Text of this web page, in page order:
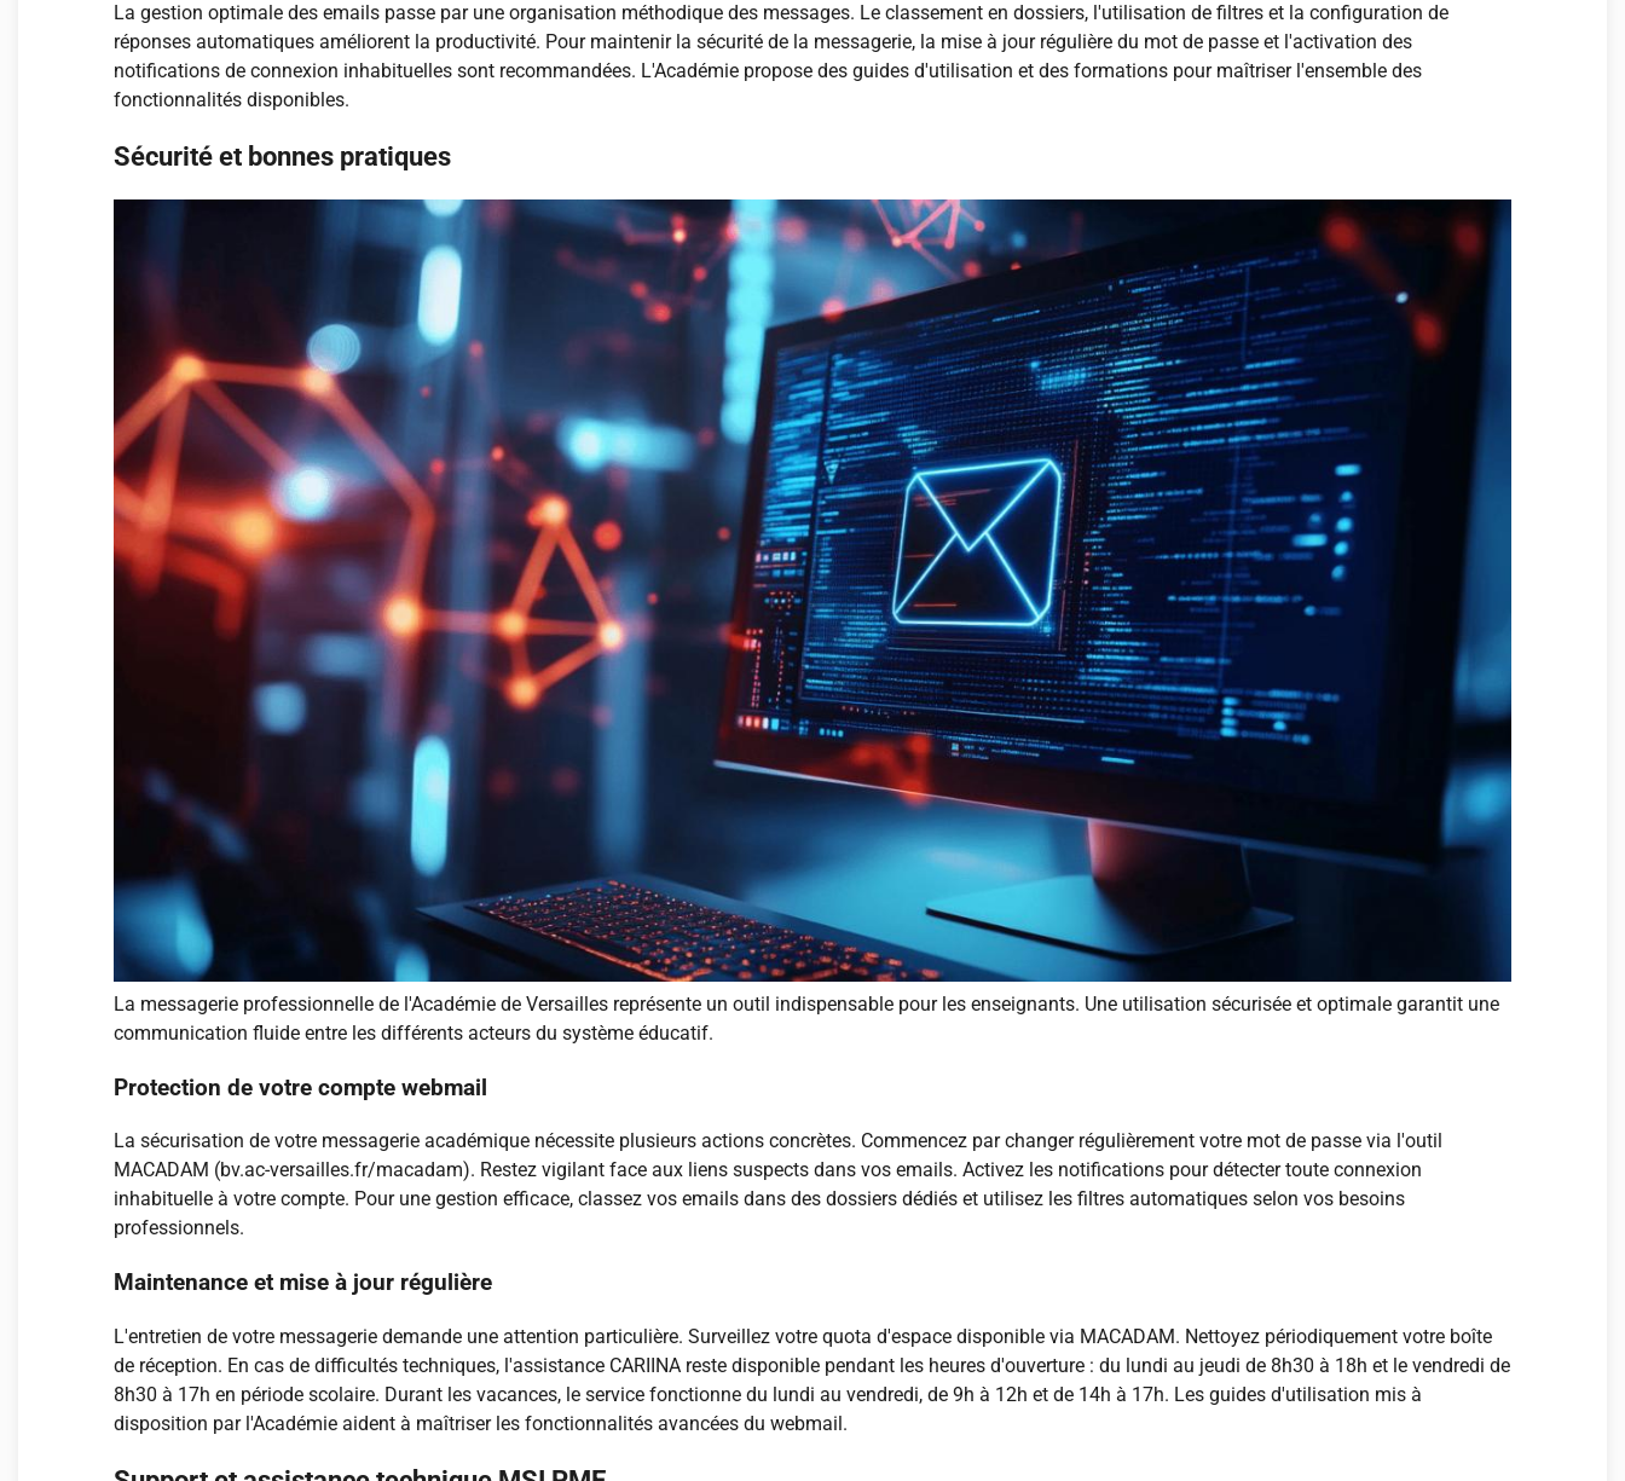
La gestion optimale des emails passe par une organisation méthodique des messages. Le classement en dossiers, l'utilisation de filtres et la configuration de
réponses automatiques améliorent la productivité. Pour maintenir la sécurité de la messagerie, la mise à jour régulière du mot de passe et l'activation des
notifications de connexion inhabituelles sont recommandées. L'Académie propose des guides d'utilisation et des formations pour maîtriser l'ensemble des
fonctionnalités disponibles.
Sécurité et bonnes pratiques
La messagerie professionnelle de l'Académie de Versailles représente un outil indispensable pour les enseignants. Une utilisation sécurisée et optimale garantit une
communication fluide entre les différents acteurs du système éducatif.
Protection de votre compte webmail
La sécurisation de votre messagerie académique nécessite plusieurs actions concrètes. Commencez par changer régulièrement votre mot de passe via l'outil
MACADAM (bv.ac-versailles.fr/macadam). Restez vigilant face aux liens suspects dans vos emails. Activez les notifications pour détecter toute connexion
inhabituelle à votre compte. Pour une gestion efficace, classez vos emails dans des dossiers dédiés et utilisez les filtres automatiques selon vos besoins
professionnels.
Maintenance et mise à jour régulière
L'entretien de votre messagerie demande une attention particulière. Surveillez votre quota d'espace disponible via MACADAM. Nettoyez périodiquement votre boîte
de réception. En cas de difficultés techniques, l'assistance CARIINA reste disponible pendant les heures d'ouverture : du lundi au jeudi de 8h30 à 18h et le vendredi de
8h30 à 17h en période scolaire. Durant les vacances, le service fonctionne du lundi au vendredi, de 9h à 12h et de 14h à 17h. Les guides d'utilisation mis à
disposition par l'Académie aident à maîtriser les fonctionnalités avancées du webmail.